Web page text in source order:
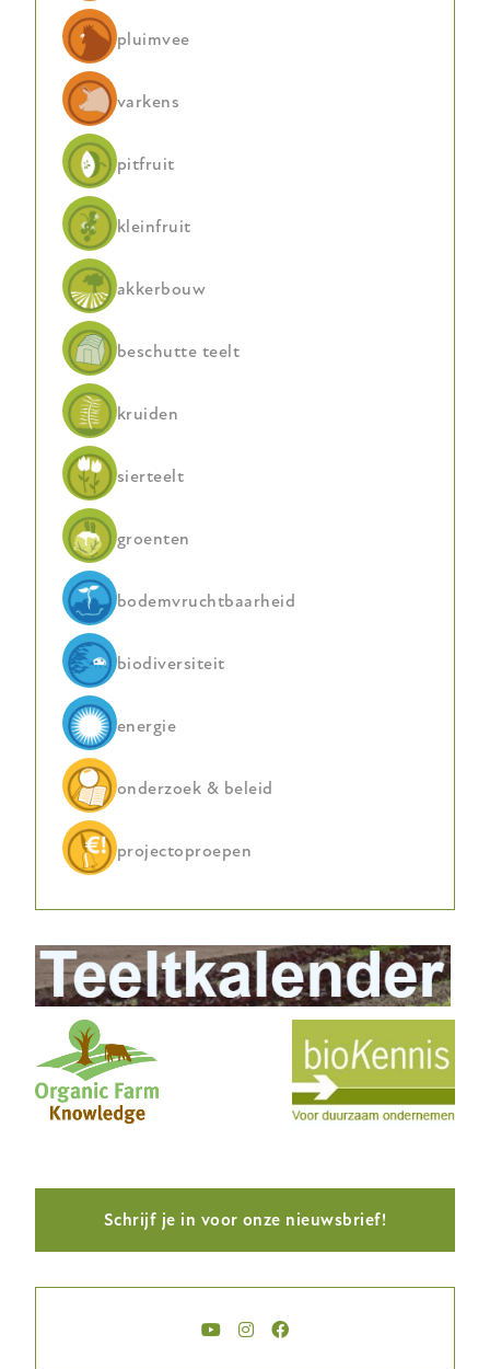
pluimvee
varkens
pitfruit
kleinfruit
akkerbouw
beschutte teelt
kruiden
sierteelt
groenten
bodemvruchtbaarheid
biodiversiteit
energie
onderzoek & beleid
projectoproepen
Schrijf je in voor onze nieuwsbrief!